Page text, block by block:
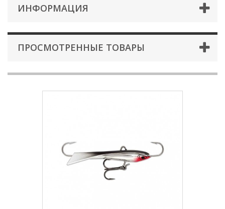
ИНФОРМАЦИЯ
ПРОСМОТРЕННЫЕ ТОВАРЫ